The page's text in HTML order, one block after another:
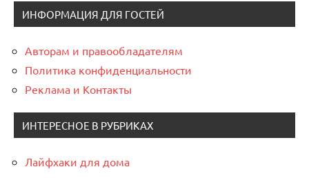
ИНФОРМАЦИЯ ДЛЯ ГОСТЕЙ
Авторам и правообладателям
Политика конфиденциальности
Реклама и Контакты
ИНТЕРЕСНОЕ В РУБРИКАХ
Лайфхаки для дома